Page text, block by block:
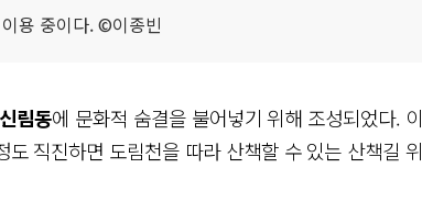
용 중이다. ©이종빈
신림동에 문화적 숨결을 불어넣기 위해 조성되었다. 이
도 직진하면 도림천을 따라 산책할 수 있는 산책길 위